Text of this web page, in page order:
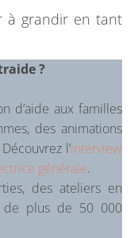
à grandir en tant
?
d’aide aux familles
des animations
l’interview
générale.
des ateliers en
de plus de 50 000